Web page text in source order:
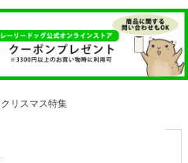
クリスマス特集